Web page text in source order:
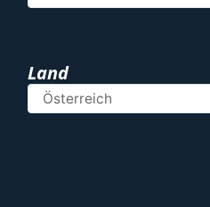
Land